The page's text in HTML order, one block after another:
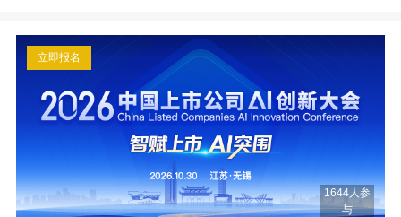
立即报名
1644人参
与